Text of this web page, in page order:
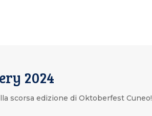
2024
scorsa edizione di Oktoberfest Cuneo!